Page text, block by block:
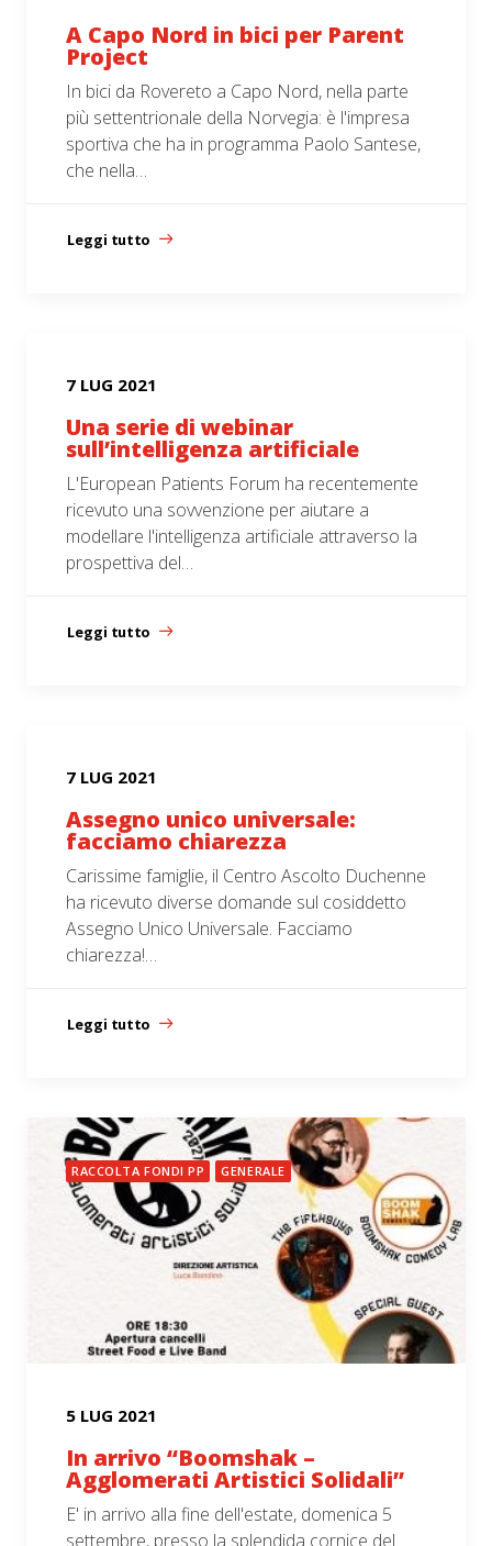
A Capo Nord in bici per Parent
Project
In bici da Rovereto a Capo Nord, nella parte
più settentrionale della Norvegia: è l'impresa
sportiva che ha in programma Paolo Santese,
che nella…
Leggi tutto
7 LUG 2021
Una serie di webinar
sull’intelligenza artificiale
L'European Patients Forum ha recentemente
ricevuto una sovvenzione per aiutare a
modellare l'intelligenza artificiale attraverso la
prospettiva del…
Leggi tutto
7 LUG 2021
Assegno unico universale:
facciamo chiarezza
Carissime famiglie, il Centro Ascolto Duchenne
ha ricevuto diverse domande sul cosiddetto
Assegno Unico Universale. Facciamo
chiarezza!…
Leggi tutto
RACCOLTA FONDI PP GENERALE
5 LUG 2021
In arrivo “Boomshak –
Agglomerati Artistici Solidali”
E' in arrivo alla fine dell'estate, domenica 5
settembre, presso la splendida cornice del